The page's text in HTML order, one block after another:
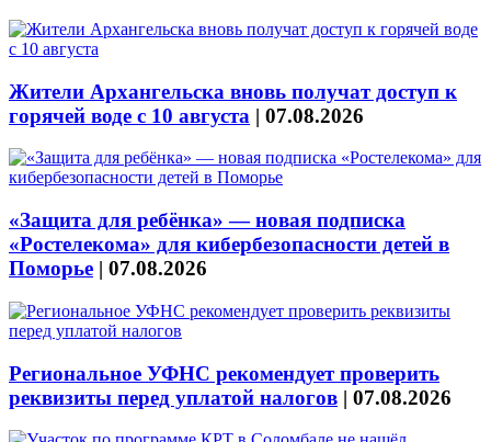
Жители Архангельска вновь получат доступ к
горячей воде с 10 августа | 07.08.2026
«Защита для ребёнка» — новая подписка
«Ростелекома» для кибербезопасности детей в
Поморье | 07.08.2026
Региональное УФНС рекомендует проверить
реквизиты перед уплатой налогов | 07.08.2026